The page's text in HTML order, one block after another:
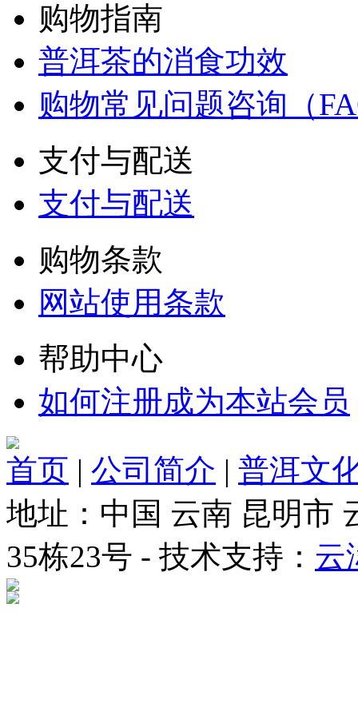
购物指南
普洱茶的消食功效
购物常见问题咨询（
支付与配送
支付与配送
购物条款
网站使用条款
帮助中心
如何注册成为本站会员
首页 | 公司简介 | 普洱文
地址：中国 云南 昆明市
35栋23号 - 技术支持： 云